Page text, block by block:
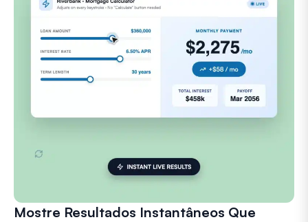
Mostre Resultados Instantâneos Que